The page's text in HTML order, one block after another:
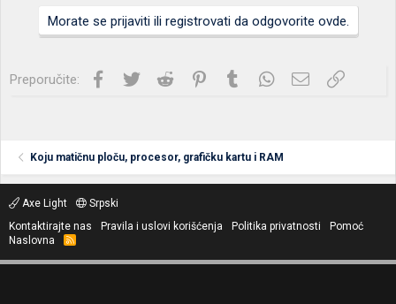
Morate se prijaviti ili registrovati da odgovorite ovde.
Preporučite: Facebook
Twitter Reddit PinterestTumblrWhatsApp
Imejl Link
Koju matičnu ploču, procesor, grafičku kartu i RAM
Axe Light
Srpski
Kontaktirajte nas
Pravila i uslovi korišćenja Politika privatnosti
Pomoć
Naslovna
R
S